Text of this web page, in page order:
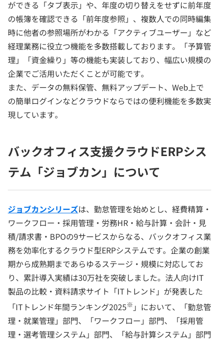
ができる「タブ表示」や、年度の切り替えをせずに前年度
の帳簿を確認できる「前年度参照」、複数人での同時編集
時に他者の参照場所がわかる「アクティブユーザー」など
経理業務に役立つ機能を多数搭載しております。「予算管
理」「資金繰り」等の機能も実装しており、幅広い規模の
企業でご活用いただくことが可能です。
また、データの無料保管、無料アップデート、Web上で
の簡単ログインなどクラウドならではの便利機能を多数実
現しています。
バックオフィス支援クラウドERPシス
テム「ジョブカン」について
ジョブカンシリーズは、勤怠管理を始めとし、経費精算・
ワークフロー・採用管理・労務HR・給与計算・会計・見
積/請求書・BPOの9サービスからなる、バックオフィス業
務を効率化するクラウド型ERPシステムです。企業の創業
期から成熟期まであらゆるステージ・規模に対応してお
り、累計導入実績は30万社を突破しました。法人向けIT
製品の比較・資料請求サイト「ITトレンド」が発表した
「ITトレンド年間ランキング2025※ 」において、「勤怠管
理・就業管理」部門、「ワークフロー」部門、「採用管
理・選考管理システム」部門、「給与計算システム」部門